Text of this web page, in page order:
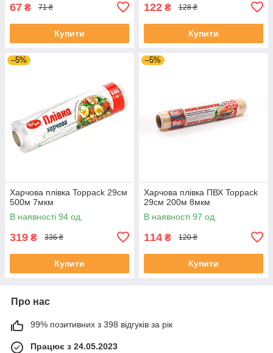
67 ₴ 71 ₴
Купити
122 ₴ 128 ₴
Купити
–5%
Харчова плівка Toppack 29см
500м 7мкм
В наявності 94 од.
319 ₴ 336 ₴
Купити
–5%
Харчова плівка ПВХ Toppack
29см 200м 8мкм
В наявності 97 од.
114 ₴ 120 ₴
Купити
Про нас
99% позитивних з 398 відгуків за рік
Працює з 24.05.2023